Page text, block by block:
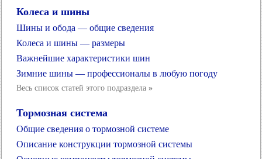
Колеса и шины
Шины и обода — общие сведения
Колеса и шины — размеры
Важнейшие характеристики шин
Зимние шины — профессионалы в любую погоду
Весь список статей этого подраздела »
Тормозная система
Общие сведения о тормозной системе
Описание конструкции тормозной системы